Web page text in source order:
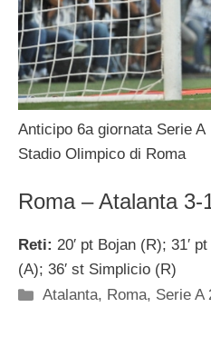
Anticipo 6a giornata Serie A
Stadio Olimpico di Roma
Roma – Atalanta 3-
Reti: 20′ pt Bojan (R); 31′
(A); 36′ st Simplicio (R)
Categorie
Atalanta, Roma, Serie A